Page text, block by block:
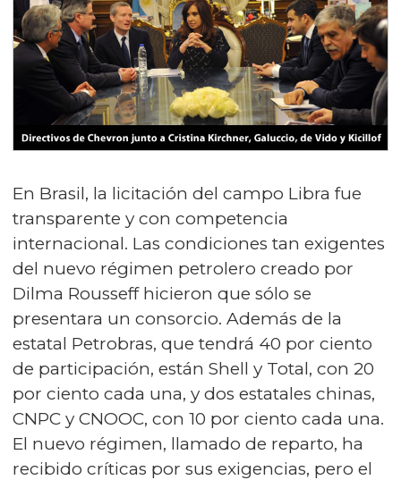
En Brasil, la licitación del campo Libra fue
transparente y con competencia
internacional. Las condiciones tan exigentes
del nuevo régimen petrolero creado por
Dilma Rousseff hicieron que sólo se
presentara un consorcio. Además de la
estatal Petrobras, que tendrá 40 por ciento
de participación, están Shell y Total, con 20
por ciento cada una, y dos estatales chinas,
CNPC y CNOOC, con 10 por ciento cada una.
El nuevo régimen, llamado de reparto, ha
recibido críticas por sus exigencias, pero el